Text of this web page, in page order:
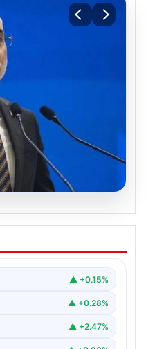
Tekstil
protokolü
göre, imza törenine▲ +0.15%
▲ +0.28%
▲ +2.47%